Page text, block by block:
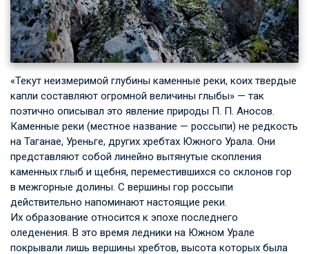
«Текут неизмеримой глубины каменные реки, коих твердые
капли составляют огромной величины глыбы» — так
поэтично описывал это явление природы П. П. Аносов.
Каменные реки (местное название — россыпи) не редкость
на Таганае, Уреньге, других хребтах Южного Урала. Они
представляют собой линейно вытянутые скопления
каменных глыб и щебня, переместившихся со склонов гор
в межгорные долины. С вершины гор россыпи
действительно напоминают настоящие реки.
Их образование относится к эпохе последнего
оледенения. В это время ледники на Южном Урале
покрывали лишь вершины хребтов, высота которых была